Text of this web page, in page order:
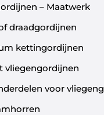
– Maatwerk
draadgordijnen
kettingordijnen
vliegengordijnen
voor